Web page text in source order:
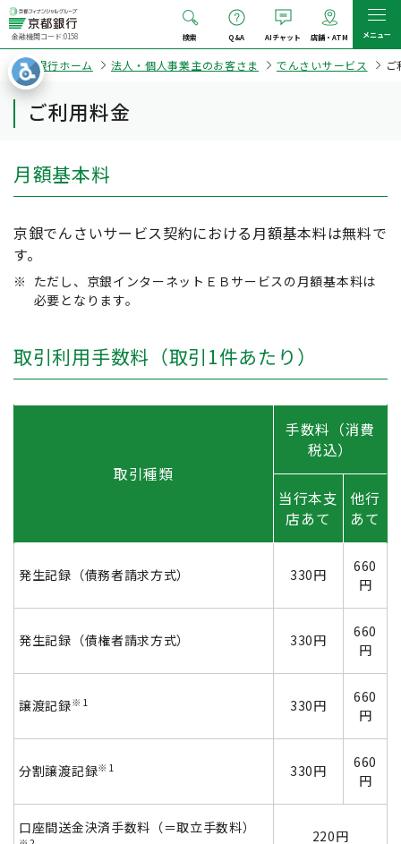
金融機関コード:0158 検索 Q&A AIチャット 店舗・ATM メニュー
京都銀行ホーム 法人・個人事業主のお客さま でんさいサービス ご
ご利用料金
月額基本料
京銀でんさいサービス契約における月額基本料は無料で
す。
※ ただし、京銀インターネットＥＢサービスの月額基本料は
必要となります。
取引利用手数料（取引1件あたり）
取引種類
手数料（消費
税込）
当行本支
店あて
他行
あて
発生記録（債務者請求方式） 330円
660
円
発生記録（債権者請求方式） 330円
660
円
譲渡記録※1 330円
660
円
分割譲渡記録※1 330円
660
円
口座間送金決済手数料（＝取立手数料） 220円